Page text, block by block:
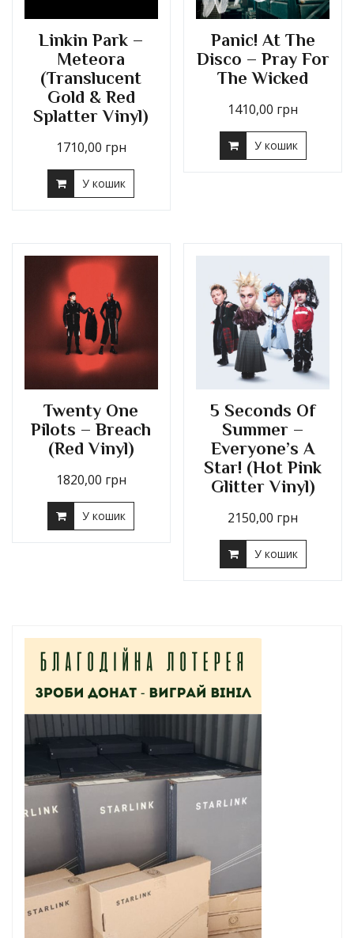
Linkin Park –
Meteora
(Translucent
Gold & Red
Splatter Vinyl)
1710,00 грн
У кошик
Panic! At The
Disco – Pray For
The Wicked
1410,00 грн
У кошик
Twenty One
Pilots – Breach
(Red Vinyl)
1820,00 грн
У кошик
5 Seconds Of
Summer –
Everyone’s A
Star! (Hot Pink
Glitter Vinyl)
2150,00 грн
У кошик